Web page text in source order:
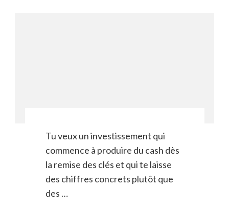
Tu veux un investissement qui
commence à produire du cash dès
la remise des clés et qui te laisse
des chiffres concrets plutôt que
des …